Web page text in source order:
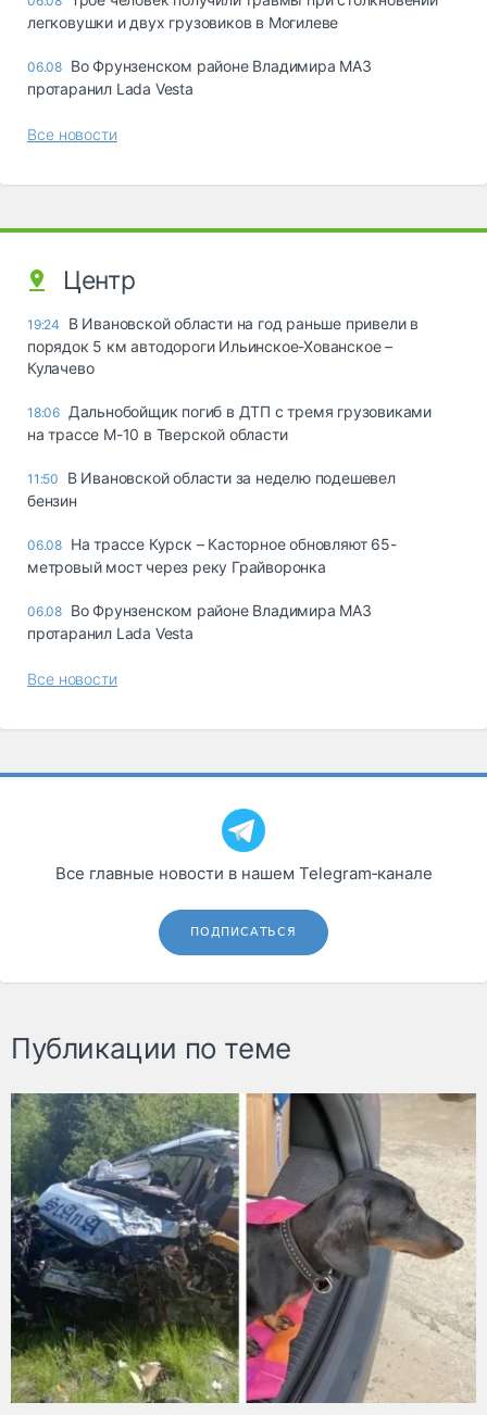
легковушки и двух грузовиков в Могилеве
06.08 Во Фрунзенском районе Владимира МАЗ
протаранил Lada Vesta
Все новости
Центр
19:24
В Ивановской области на год раньше привели в
порядок 5 км автодороги Ильинское-Хованское –
Кулачево
18:06 Дальнобойщик погиб в ДТП с тремя грузовиками
на трассе М-10 в Тверской области
11:50
В Ивановской области за неделю подешевел
бензин
06.08 На трассе Курск – Касторное обновляют 65-
метровый мост через реку Грайворонка
06.08 Во Фрунзенском районе Владимира МАЗ
протаранил Lada Vesta
Все новости
Все главные новости в нашем Telegram‑канале
ПОДПИСАТЬСЯ
Публикации по теме